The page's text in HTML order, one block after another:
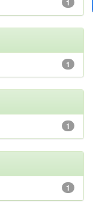
1
1
1
1